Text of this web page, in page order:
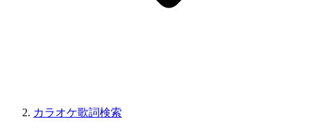
カラオケ歌詞検索